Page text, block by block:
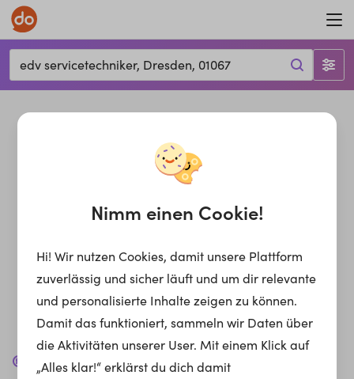
edv servicetechniker, Dresden, 01067
edv servicetechniker Jobs für dich in
Nimm einen Cookie!
Hi! Wir nutzen Cookies, damit unsere Plattform
zuverlässig und sicher läuft und um dir relevante
und personalisierte Inhalte zeigen zu können.
Damit das funktioniert, sammeln wir Daten über
die Aktivitäten unserer User. Mit einem Klick auf
„Alles klar!“ erklärst du dich damit